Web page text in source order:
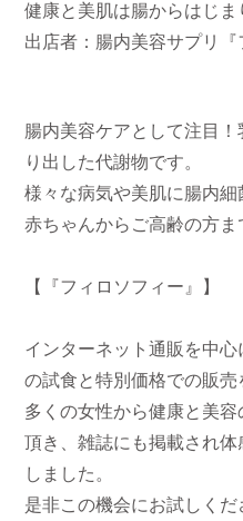
健康と美肌は腸からはじま
出店者：腸内美容サプリ『
腸内美容ケアとして注目
り出した代謝物です。
様々な病気や美肌に腸内細
赤ちゃんからご高齢の方
【『フィロソフィー』】
インターネット通販を中
の試食と特別価格での販売
多くの女性から健康と美
頂き、雑誌にも掲載され
しました。
是非この機会にお試しくだ